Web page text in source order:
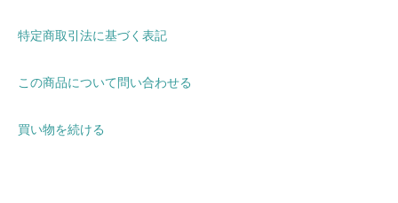
特定商取引法に基づく表記
この商品について問い合わせる
買い物を続ける